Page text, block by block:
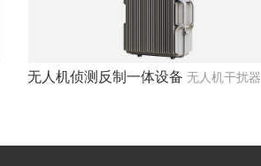
无人机侦测反制一体设备 无人机干扰器